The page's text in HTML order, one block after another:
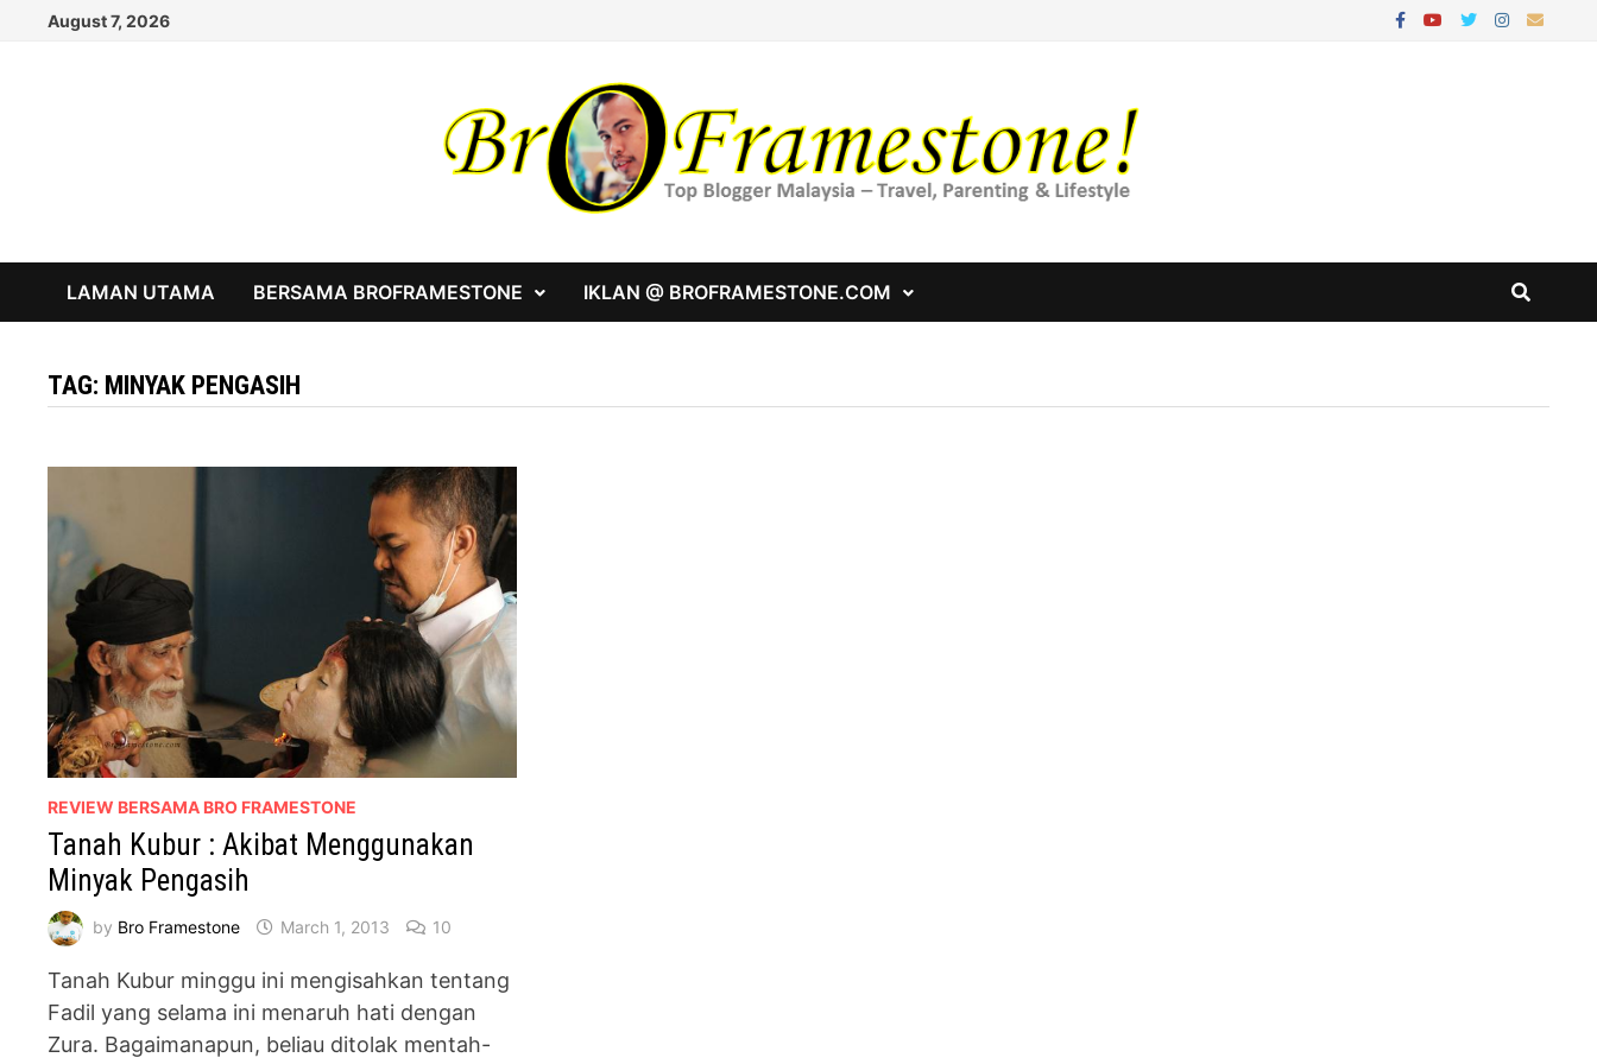
August 7, 2026
LAMAN UTAMA BERSAMA BROFRAMESTONE IKLAN @ BROFRAMESTONE.COM
TAG: MINYAK PENGASIH
REVIEW BERSAMA BRO FRAMESTONE
Tanah Kubur : Akibat Menggunakan
Minyak Pengasih
by Bro Framestone March 1, 2013 10
Tanah Kubur minggu ini mengisahkan tentang
Fadil yang selama ini menaruh hati dengan
Zura. Bagaimanapun, beliau ditolak mentah-